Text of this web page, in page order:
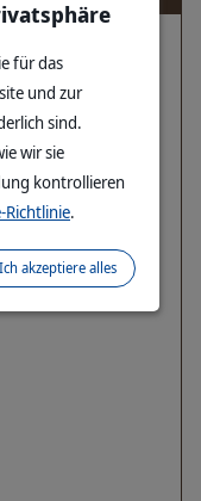
für das
und zur
sind.
wir sie
kontrollieren
Richtlinie.
Ich akzeptiere alles